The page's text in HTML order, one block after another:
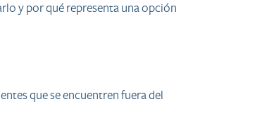
y por qué representa una opción
que se encuentren fuera del